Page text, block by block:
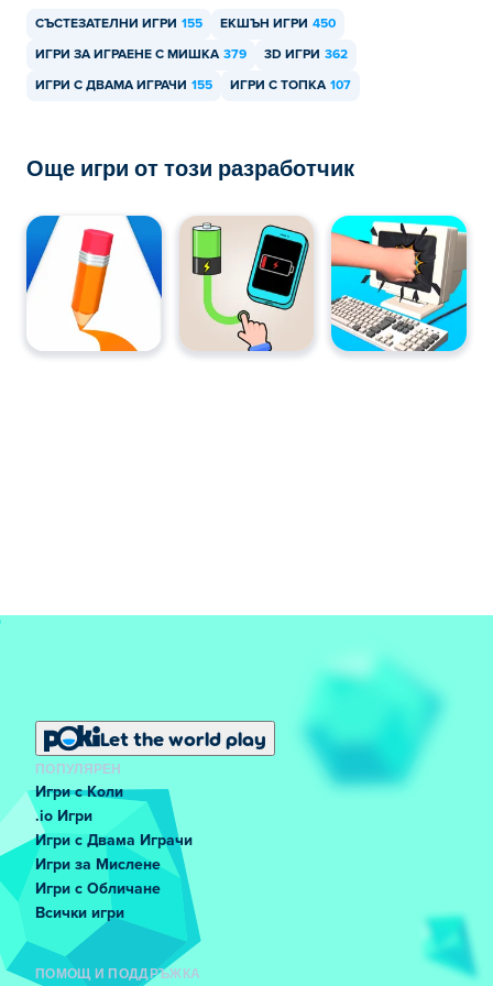
СЪСТЕЗАТЕЛНИ ИГРИ 155 ЕКШЪН ИГРИ 450
ИГРИ ЗА ИГРАЕНЕ С МИШКА 379 3D ИГРИ 362
ИГРИ С ДВАМА ИГРАЧИ 155 ИГРИ С ТОПКА 107
Още игри от този разработчик
Let the world play
ПОПУЛЯРЕН
Игри с Коли
.io Игри
Игри с Двама Играчи
Игри за Мислене
Игри с Обличане
Всички игри
ПОМОЩ И ПОДДРЪЖКА